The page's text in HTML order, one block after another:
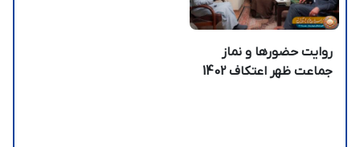
روایت حضورها و نماز
جماعت ظهر اعتکاف 1402